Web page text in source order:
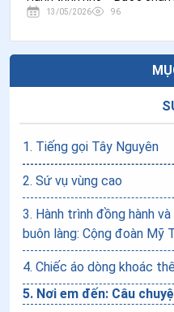
13/05/2026 96
1. Tiếng gọi Tây Nguyên
2. Sứ vụ vùng cao
3. Hành trình đồng hành
buôn làng: Cộng đoàn Mỹ
4. Chiếc áo dòng khoác
5. Nơi em đến: Câu